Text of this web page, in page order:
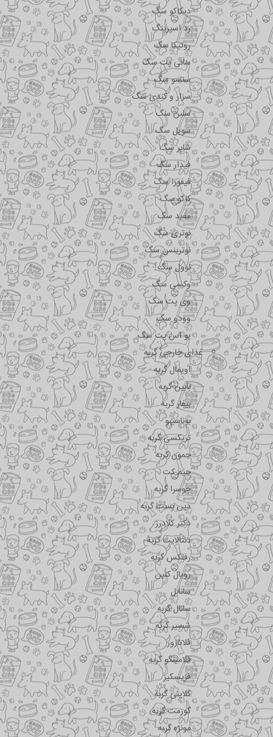
دیکاکو سگ
رد اسپرینگ
روتیکا سگ
سانی پت سگ
سنسو سگ
سزار و کندی سگ
سلبن سگ
سویل سگ
شایر سگ
فیدار سگ
فیفورا سگ
کاکو سگ
مفید سگ
نوتری سگ
نوترینس سگ
نوول سگ
وکسی سگ
وی پت سگ
وودو سگ
یو اس پت سگ
غذای خارجی گربه
اویمال گربه
بابین گربه
بیفار گربه
بوناسیبو
تریکسی گربه
جمون گربه
جیم کت
جوسرا گربه
دین بست گربه
دکتر کلادرز
دنتالایت گربه
رفلکس گربه
رویال کنین
سانابل
سانال گربه
شسیر گربه
فلاتازور
فلامینگو گربه
فریسکیز
کلاینی گربه
گورمت گربه
مونژه گربه